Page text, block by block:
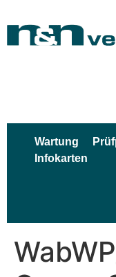
Wartung
Infokarten